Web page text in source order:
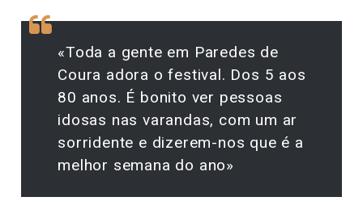
«Toda a gente em Paredes de
Coura adora o festival. Dos 5 aos
80 anos. É bonito ver pessoas
idosas nas varandas, com um ar
sorridente e dizerem-nos que é a
melhor semana do ano»